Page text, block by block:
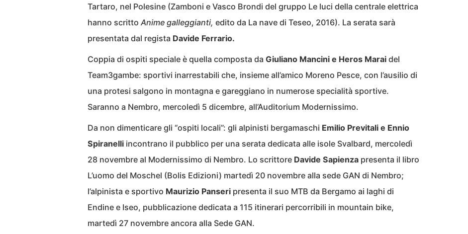
Tartaro, nel Polesine (Zamboni e Vasco Brondi del gruppo Le luci della centrale elettrica
hanno scritto Anime galleggianti, edito da La nave di Teseo, 2016). La serata sarà
presentata dal regista Davide Ferrario.
Coppia di ospiti speciale è quella composta da Giuliano Mancini e Heros Marai del
Team3gambe: sportivi inarrestabili che, insieme all’amico Moreno Pesce, con l’ausilio di
una protesi salgono in montagna e gareggiano in numerose specialità sportive.
Saranno a Nembro, mercoledì 5 dicembre, all’Auditorium Modernissimo.
Da non dimenticare gli “ospiti locali”: gli alpinisti bergamaschi Emilio Previtali e Ennio
Spiranelli incontrano il pubblico per una serata dedicata alle isole Svalbard, mercoledì
28 novembre al Modernissimo di Nembro. Lo scrittore Davide Sapienza presenta il libro
L’uomo del Moschel (Bolis Edizioni) martedì 20 novembre alla sede GAN di Nembro;
l’alpinista e sportivo Maurizio Panseri presenta il suo MTB da Bergamo ai laghi di
Endine e Iseo, pubblicazione dedicata a 115 itinerari percorribili in mountain bike,
martedì 27 novembre ancora alla Sede GAN.